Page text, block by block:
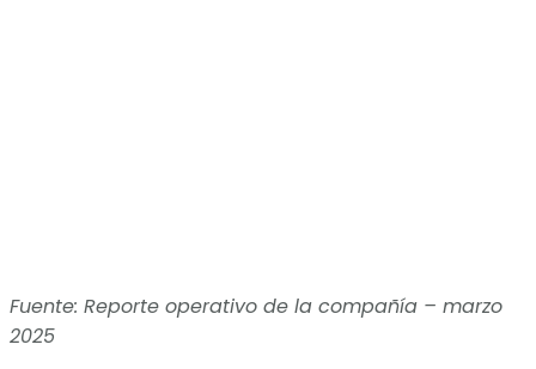
Fuente: Reporte operativo de la compañía – marzo
2025